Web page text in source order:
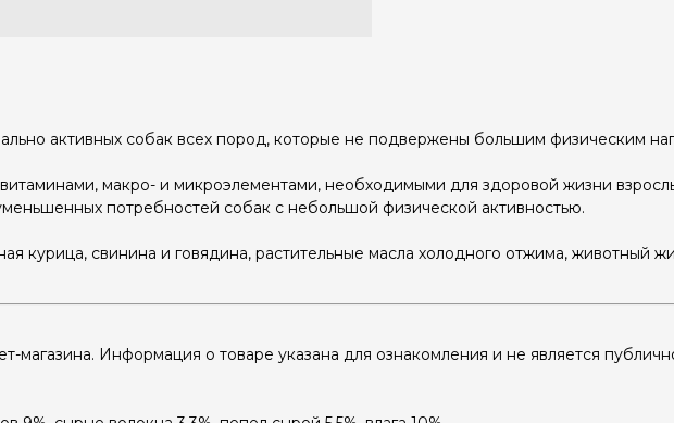
активных собак всех пород, которые не подвержены большим физическим
макро- и микроэлементами, необходимыми для здоровой жизни
потребностей собак с небольшой физической активностью.
курица, свинина и говядина, растительные масла холодного отжима, животный
магазина. Информация о товаре указана для ознакомления и не является